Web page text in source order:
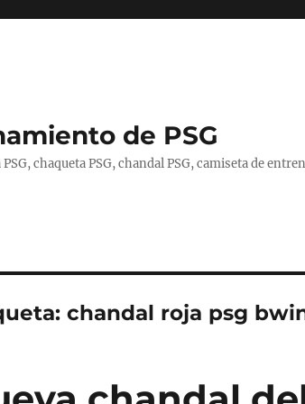
de PSG
chaqueta PSG, chandal PSG, camiseta de
chandal roja psg